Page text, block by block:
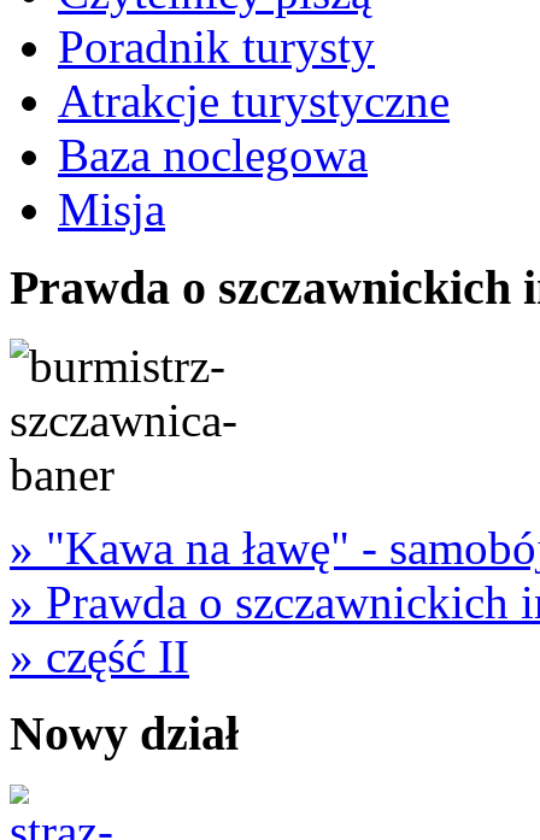
Poradnik turysty
Atrakcje turystyczne
Baza noclegowa
Misja
Prawda o szczawnickich
» "Kawa na ławę" -
» Prawda o szczawnickich
» część II
Nowy dział